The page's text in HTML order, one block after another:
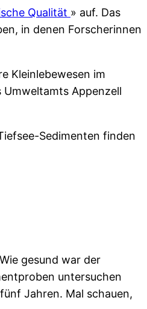
Qualität » auf. Das
in denen Forscherinnen
Kleinlebewesen im
Umweltamts Appenzell
Sedimenten finden
gesund war der
untersuchen
Jahren. Mal schauen,